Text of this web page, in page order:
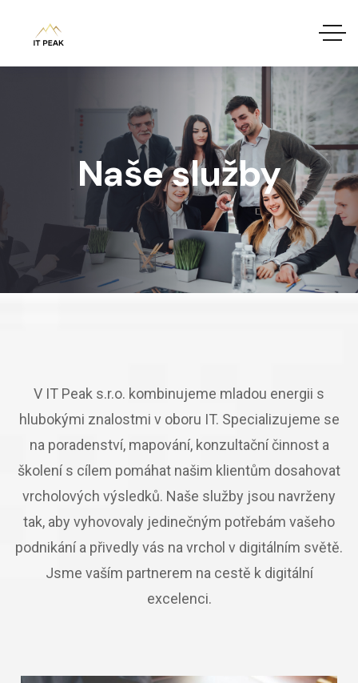
Naše služby
V IT Peak s.r.o. kombinujeme mladou energii s
hlubokými znalostmi v oboru IT. Specializujeme se
na poradenství, mapování, konzultační činnost a
školení s cílem pomáhat našim klientům dosahovat
vrcholových výsledků. Naše služby jsou navrženy
tak, aby vyhovovaly jedinečným potřebám vašeho
podnikání a přivedly vás na vrchol v digitálním světě.
Jsme vaším partnerem na cestě k digitální
excelenci.